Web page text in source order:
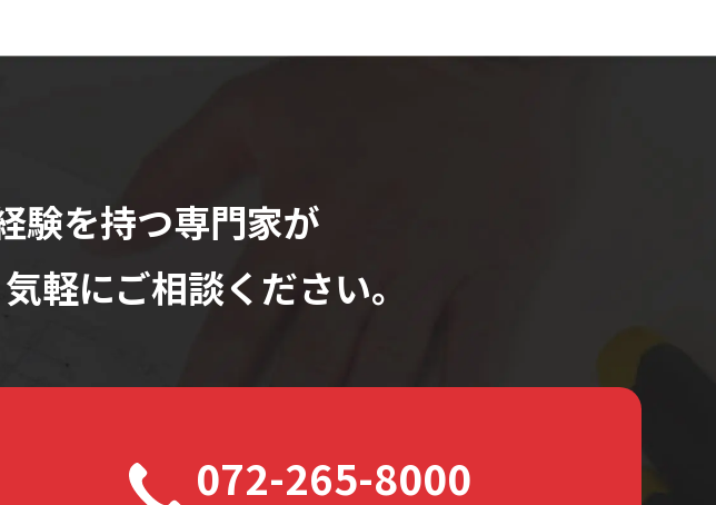
験を持つ専門家が
気軽にご相談ください。
072-265-8000